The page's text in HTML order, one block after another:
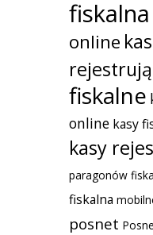
fiskalna
online
fiskalne
online kasy
kasy
paragonów
fiskalna
posnet